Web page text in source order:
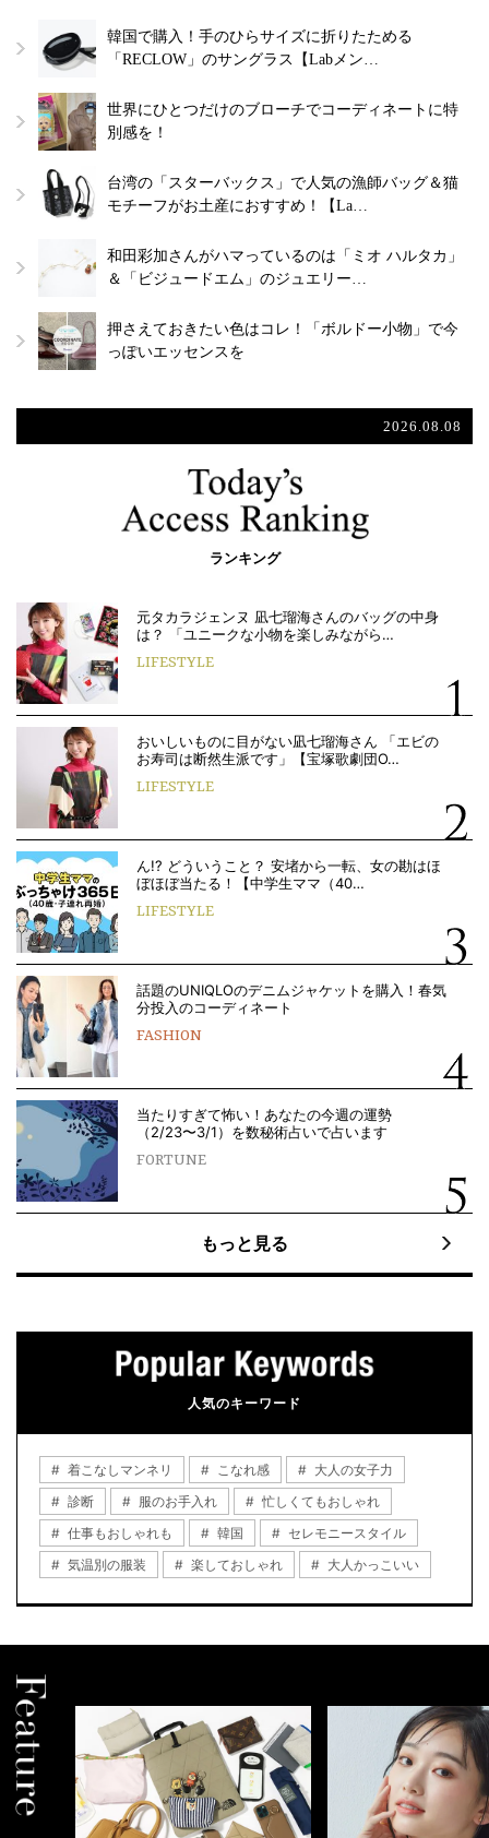
韓国で購入！手のひらサイズに折りたためる
「RECLOW」のサングラス【Labメン…
世界にひとつだけのブローチでコーディネートに特
別感を！
台湾の「スターバックス」で人気の漁師バッグ＆猫
モチーフがお土産におすすめ！【La…
和田彩加さんがハマっているのは「ミオ ハルタカ」
＆「ビジュードエム」のジュエリー…
押さえておきたい色はコレ！「ボルドー小物」で今
っぽいエッセンスを
2026.08.08
ランキング
元タカラジェンヌ 凪七瑠海さんのバッグの中身
は？ 「ユニークな小物を楽しみながら…
LIFESTYLE
おいしいものに目がない凪七瑠海さん 「エビの
お寿司は断然生派です」【宝塚歌劇団O…
LIFESTYLE
ん!? どういうこと？ 安堵から一転、女の勘はほ
ぼほぼ当たる！【中学生ママ（40…
LIFESTYLE
話題のUNIQLOのデニムジャケットを購入！春気
分投入のコーディネート
FASHION
当たりすぎて怖い！あなたの今週の運勢
（2/23〜3/1）を数秘術占いで占います
FORTUNE
もっと見る
人気のキーワード
着こなしマンネリ こなれ感
大人の女子力
診断
服のお手入れ
忙しくてもおしゃれ
仕事もおしゃれも
韓国
セレモニースタイル
気温別の服装
楽しておしゃれ 大人かっこいい